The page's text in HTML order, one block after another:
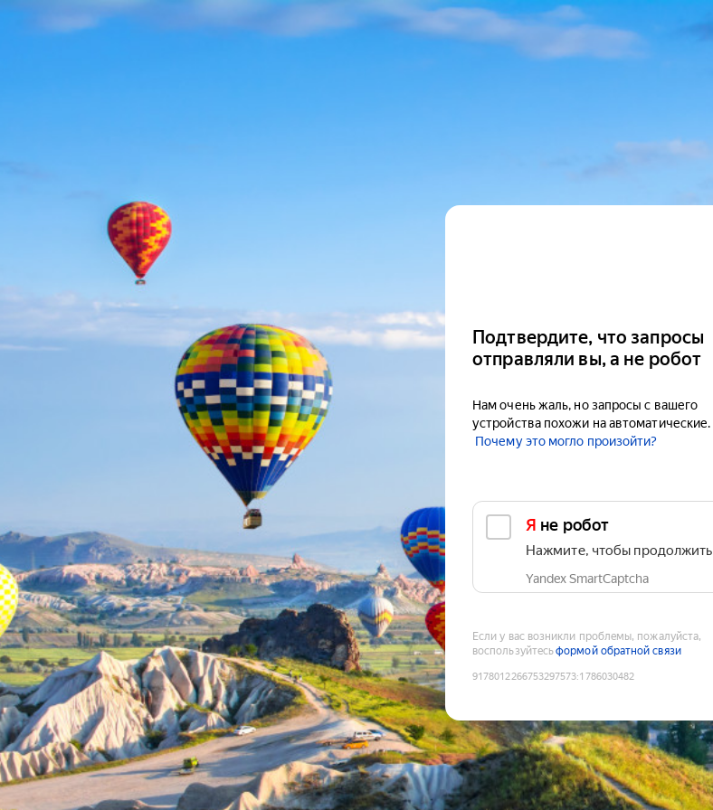
Подтвердите, что запросы
отправляли вы, а не робот
Нам очень жаль, но запросы с вашего
устройства похожи на автоматические.
Почему это могло произойти?
Я не робот
Нажмите, чтобы продолжить
Yandex SmartCaptcha
Если у вас возникли проблемы, пожалуйста,
воспользуйтесьформой обратной связи
9178012266753297573:1786030482